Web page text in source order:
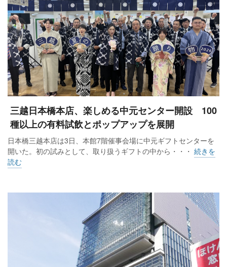
三越日本橋本店、楽しめる中元センター開設 100
種以上の有料試飲とポップアップを展開
日本橋三越本店は3日、本館7階催事会場に中元ギフトセンターを
開いた。初の試みとして、取り扱うギフトの中から・・・ 続きを
読む